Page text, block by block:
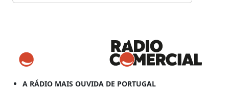
A RÁDIO MAIS OUVIDA DE PORTUGAL